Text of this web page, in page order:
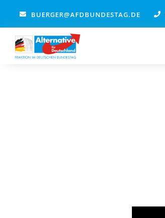
springen
BUERGER@AFDBUNDESTAG.DE